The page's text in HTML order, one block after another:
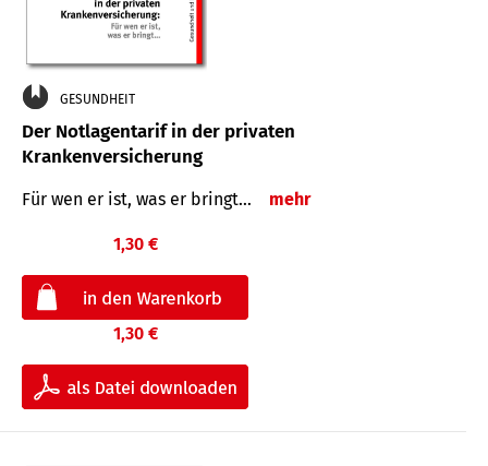
GESUNDHEIT
Der Notlagentarif in der privaten
Krankenversicherung
Für wen er ist, was er bringt… mehr
1,30 €
1,30 €